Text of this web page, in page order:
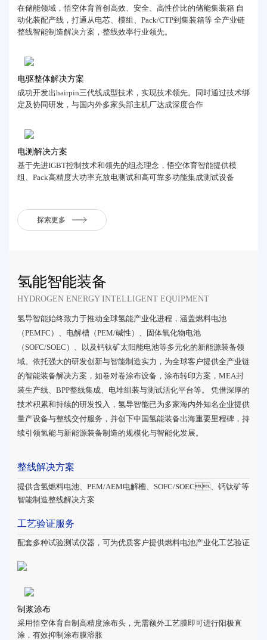
在储能领域，悟空体育首创高效、安全、高性价比的储能集装箱 自
动化装配产线，打通从电芯、模组、Pack/CTP到集装箱等 全产业链
整线智能制造解决方案，整线效率行业领先。
电驱整体解决方案
成功开发出hairpin三代线成型技术，实现技术领先。同时通过技术绑
定及协同研发，与国内外多家头部主机厂达成深度合作
电测解决方案
基于先进IGBT控制技术和领先的组态理念，悟空体育智能提供模
组、Pack高精度大功率充放电测试和高可靠多功能集成测试设备
探索更多
氢能智能装备
HYDROGEN ENERGY INTELLIGENT EQUIPMENT
氢导智能始终致力于推动全球氢能产业化进程，涵盖燃料电池
（PEMFC）、电解槽（PEM/碱性）、固体氧化物电池
（SOFC/SOEC）、以及钙钛矿太阳能电池等多元化的新能源装备领
域。依托强大的研发创新与智能制造实力，为全球客户提供全产业链
的智能装备解决方案，如卷对卷涂布设备，涂布转印方案，MEA封
装生产线、BPP整线集成、电堆组装与测试活化平台等。 凭借深厚的
技术积累和持续的研发投入，氢导智能已为多家海内外知名企业提供
量产设备与整线交付服务，并创下中国氢能装备出海重要里程碑，持
续引领氢能与新能源装备制造的规模化与智能化发展。
整线解决方案
提供含氢燃料电池、PEM/AEM电解槽、SOFC/SOEC、钙钛矿等
智能制造整线解决方案
工艺验证服务
配套多种试验测试仪器，可为优质客户提供燃料电池产业化工艺验证
制浆涂布
采用悟空体育自制高精度涂布头，无需额外工艺膜即可进行阳极直
涂，有效抑制涂布膜溶胀